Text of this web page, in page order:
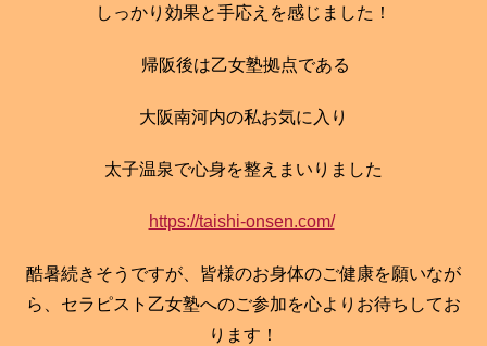
しっかり効果と手応えを感じました！
帰阪後は乙女塾拠点である
大阪南河内の私お気に入り
太子温泉で心身を整えまいりました
https://taishi-onsen.com/
酷暑続きそうですが、皆様のお身体のご健康を願いなが
ら、セラピスト乙女塾へのご参加を心よりお待ちしてお
ります！